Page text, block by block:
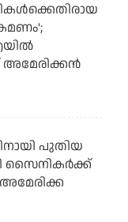
അമേരിക്കന്‍
പുതിയ
സൈനികര്‍ക്ക്